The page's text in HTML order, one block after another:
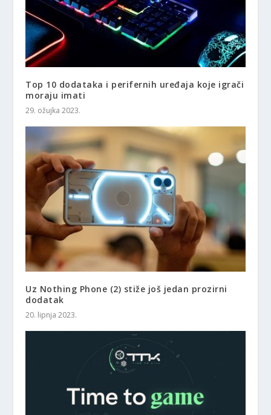
Top 10 dodataka i perifernih uređaja koje igrači
moraju imati
29. ožujka 2023.
Uz Nothing Phone (2) stiže još jedan prozirni
dodatak
20. lipnja 2023.